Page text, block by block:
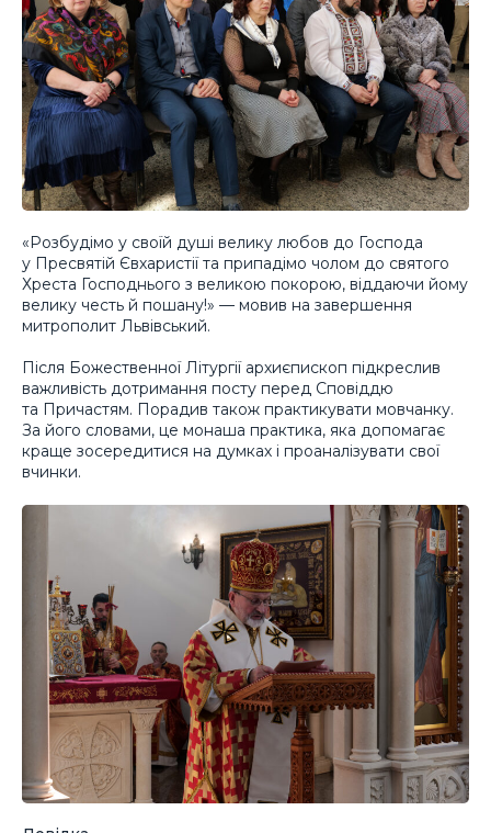
«Розбудімо у своїй душі велику любов до Господа
у Пресвятій Євхаристії та припадімо чолом до святого
Хреста Господнього з великою покорою, віддаючи йому
велику честь й пошану!» — мовив на завершення
митрополит Львівський.
Після Божественної Літургії архиєпископ підкреслив
важливість дотримання посту перед Сповіддю
та Причастям. Порадив також практикувати мовчанку.
За його словами, це монаша практика, яка допомагає
краще зосередитися на думках і проаналізувати свої
вчинки.